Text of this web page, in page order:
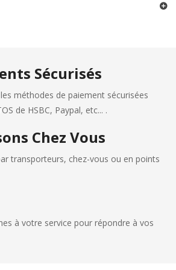
Sécurisés
méthodes de paiement sécurisées
de HSBC, Paypal, etc... .
Chez Vous
transporteurs, chez-vous ou en points
à votre service pour répondre à vos